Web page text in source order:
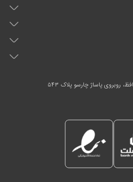
روبروی پاساژ چارسو پلاک ۵۴۳